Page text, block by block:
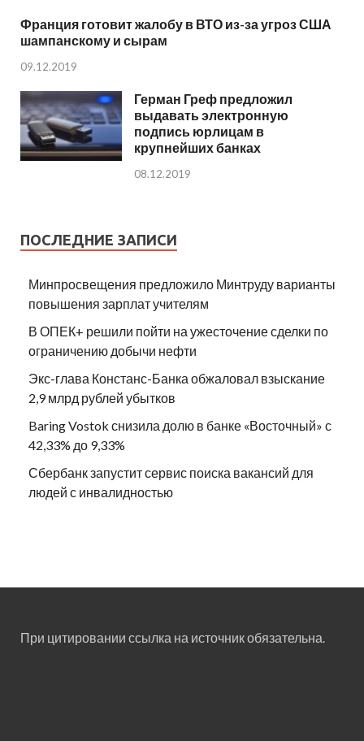
Франция готовит жалобу в ВТО из-за угроз США
шампанскому и сырам
09.12.2019
Герман Греф предложил
выдавать электронную
подпись юрлицам в
крупнейших банках
08.12.2019
ПОСЛЕДНИЕ ЗАПИСИ
Минпросвещения предложило Минтруду варианты
повышения зарплат учителям
В ОПЕК+ решили пойти на ужесточение сделки по
ограничению добычи нефти
Экс-глава Констанс-Банка обжаловал взыскание
2,9 млрд рублей убытков
Baring Vostok снизила долю в банке «Восточный» с
42,33% до 9,33%
Сбербанк запустит сервис поиска вакансий для
людей с инвалидностью
При цитировании ссылка на источник обязательна.